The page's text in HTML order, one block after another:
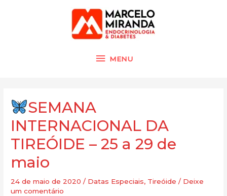
MENU
MENU
SEMANA
INTERNACIONAL DA
TIREÓIDE – 25 a 29 de
maio
24 de maio de 2020/ Datas Especiais, Tireóide / Deixe
um comentário
Post